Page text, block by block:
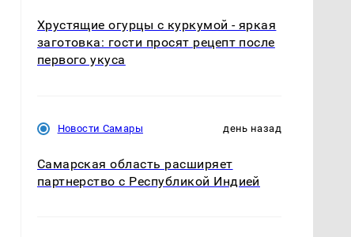
Хрустящие огурцы с куркумой - яркая
заготовка: гости просят рецепт после
первого укуса
Новости Самары день назад
Самарская область расширяет
партнерство с Республикой Индией